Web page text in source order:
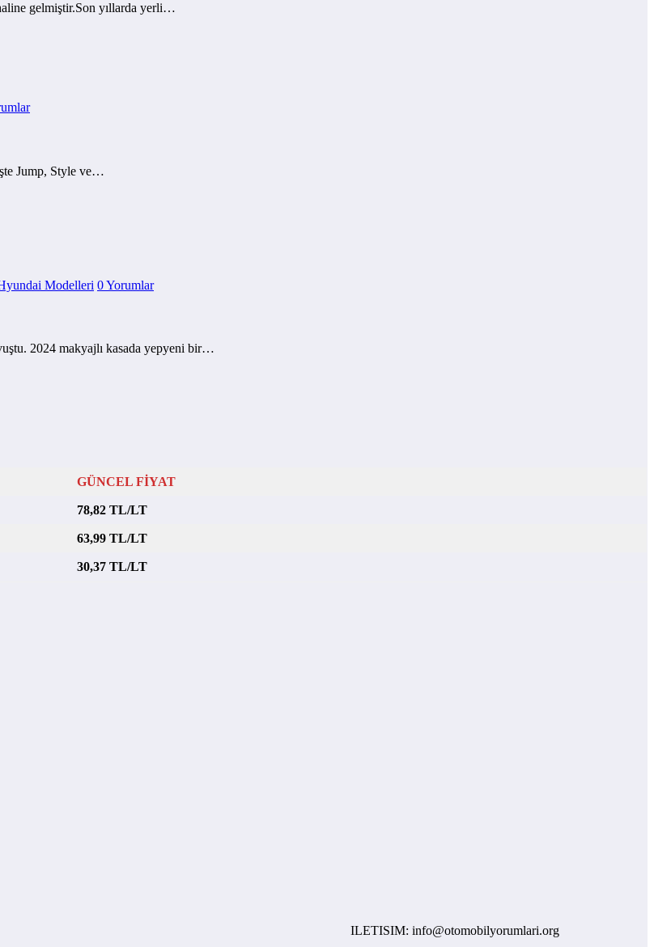
gelmiştir.Son yıllarda yerli…
Jump, Style ve…
Modelleri 0 Yorumlar
2024 makyajlı kasada yepyeni bir…
GÜNCEL FİYAT
78,82 TL/LT
63,99 TL/LT
30,37 TL/LT
ILETISIM: info@otomobilyorumlari.org